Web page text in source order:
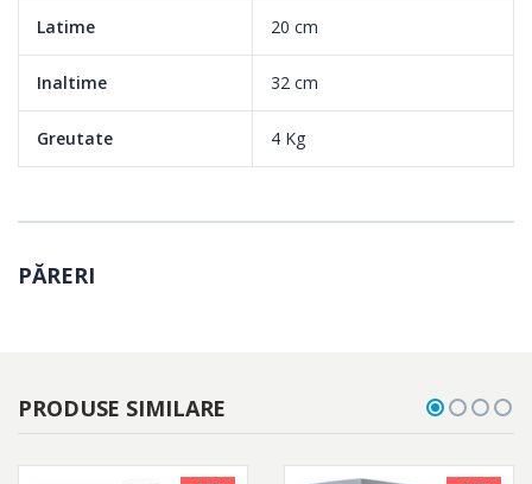
Latime 20 cm
Inaltime 32 cm
Greutate 4 Kg
PĂRERI
PRODUSE SIMILARE